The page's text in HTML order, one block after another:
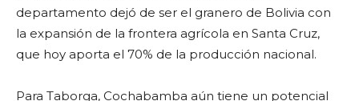
departamento dejó de ser el granero de Bolivia con
la expansión de la frontera agrícola en Santa Cruz,
que hoy aporta el 70% de la producción nacional.
Para Taborga, Cochabamba aún tiene un potencial